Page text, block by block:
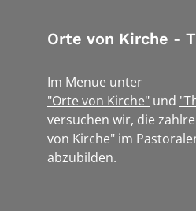
Orte von Kirche -
Im Menue unter
"Orte von Kirche" und
versuchen wir, die
von Kirche" im
abzubilden.